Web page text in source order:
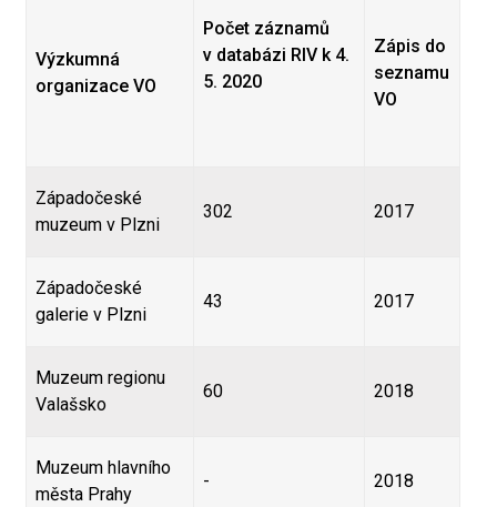
Výzkumná
organizace VO
Počet záznamů
v databázi RIV k 4.
5. 2020
Zápis do
seznamu
VO
Západočeské
muzeum v Plzni
302 2017
Západočeské
galerie v Plzni
43 2017
Muzeum regionu
Valašsko
60 2018
Muzeum hlavního
města Prahy
- 2018